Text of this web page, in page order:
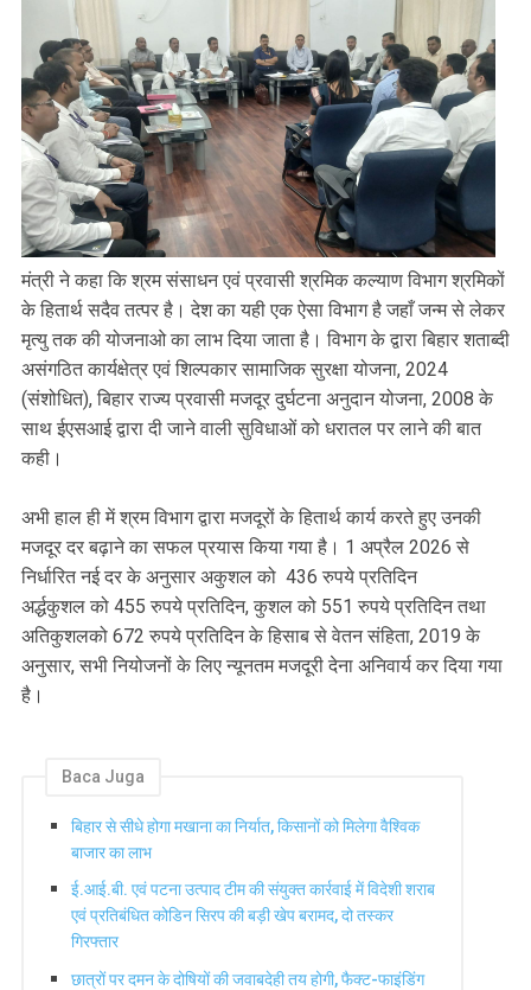
मंत्री ने कहा कि श्रम संसाधन एवं प्रवासी श्रमिक कल्याण विभाग श्रमिकों
के हितार्थ सदैव तत्पर है। देश का यही एक ऐसा विभाग है जहाँ जन्म से लेकर
मृत्यु तक की योजनाओ का लाभ दिया जाता है। विभाग के द्वारा बिहार शताब्दी
असंगठित कार्यक्षेत्र एवं शिल्पकार सामाजिक सुरक्षा योजना, 2024
(संशोधित), बिहार राज्य प्रवासी मजदूर दुर्घटना अनुदान योजना, 2008 के
साथ ईएसआई द्वारा दी जाने वाली सुविधाओं को धरातल पर लाने की बात
कही।
अभी हाल ही में श्रम विभाग द्वारा मजदूरों के हितार्थ कार्य करते हुए उनकी
मजदूर दर बढ़ाने का सफल प्रयास किया गया है। 1 अप्रैल 2026 से
निर्धारित नई दर के अनुसार अकुशल को 436 रुपये प्रतिदिन
अर्द्धकुशल को 455 रुपये प्रतिदिन, कुशल को 551 रुपये प्रतिदिन तथा
अतिकुशलको 672 रुपये प्रतिदिन के हिसाब से वेतन संहिता, 2019 के
अनुसार, सभी नियोजनों के लिए न्यूनतम मजदूरी देना अनिवार्य कर दिया गया
है।
Baca Juga
बिहार से सीधे होगा मखाना का निर्यात, किसानों को मिलेगा वैश्विक
बाजार का लाभ
ई.आई.बी. एवं पटना उत्पाद टीम की संयुक्त कार्रवाई में विदेशी शराब
एवं प्रतिबंधित कोडिन सिरप की बड़ी खेप बरामद, दो तस्कर
गिरफ्तार
छात्रों पर दमन के दोषियों की जवाबदेही तय होगी, फैक्ट-फाइंडिंग